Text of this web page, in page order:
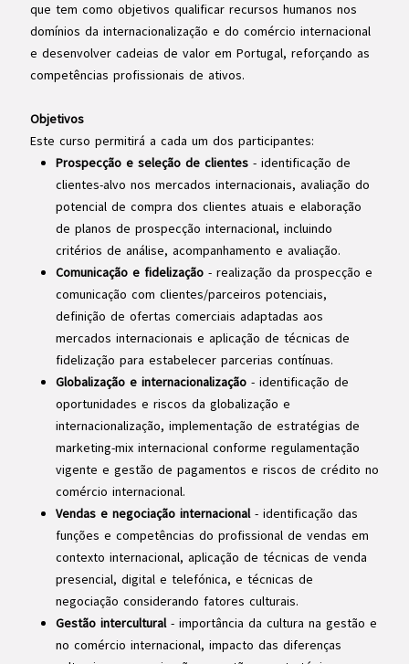
que tem como objetivos qualificar recursos humanos nos
domínios da internacionalização e do comércio internacional
e desenvolver cadeias de valor em Portugal, reforçando as
competências profissionais de ativos.
Objetivos
Este curso permitirá a cada um dos participantes:
Prospecção e seleção de clientes- identificação de
clientes-alvo nos mercados internacionais, avaliação do
potencial de compra dos clientes atuais e elaboração
de planos de prospecção internacional, incluindo
critérios de análise, acompanhamento e avaliação.
Comunicação e fidelização- realização da prospecção e
comunicação com clientes/parceiros potenciais,
definição de ofertas comerciais adaptadas aos
mercados internacionais e aplicação de técnicas de
fidelização para estabelecer parcerias contínuas.
Globalização e internacionalização- identificação de
oportunidades e riscos da globalização e
internacionalização, implementação de estratégias de
marketing-mix internacional conforme regulamentação
vigente e gestão de pagamentos e riscos de crédito no
comércio internacional.
Vendas e negociação internacional- identificação das
funções e competências do profissional de vendas em
contexto internacional, aplicação de técnicas de venda
presencial, digital e telefónica, e técnicas de
negociação considerando fatores culturais.
Gestão intercultural- importância da cultura na gestão e
no comércio internacional, impacto das diferenças